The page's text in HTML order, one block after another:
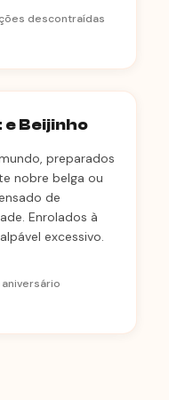
descontraídas
Beijinho
preparados
nobre belga ou
de
Enrolados à
excessivo.